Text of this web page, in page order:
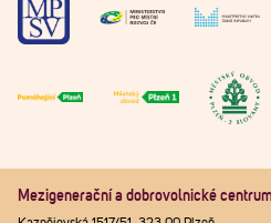
Mezigenerační a dobrovolnické